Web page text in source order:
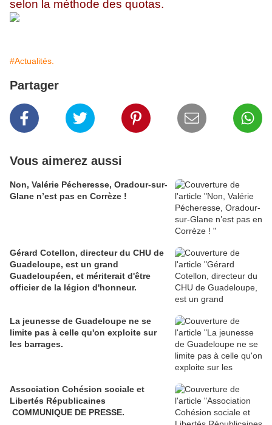
selon la méthode des quotas.
#Actualités.
Partager
Vous aimerez aussi
Non, Valérie Pécheresse, Oradour-sur-
Glane n’est pas en Corrèze !
Gérard Cotellon, directeur du CHU de
Guadeloupe, est un grand
Guadeloupéen, et mériterait d'être
officier de la légion d'honneur.
La jeunesse de Guadeloupe ne se
limite pas à celle qu'on exploite sur
les barrages.
Association Cohésion sociale et
Libertés Républicaines
COMMUNIQUE DE PRESSE.